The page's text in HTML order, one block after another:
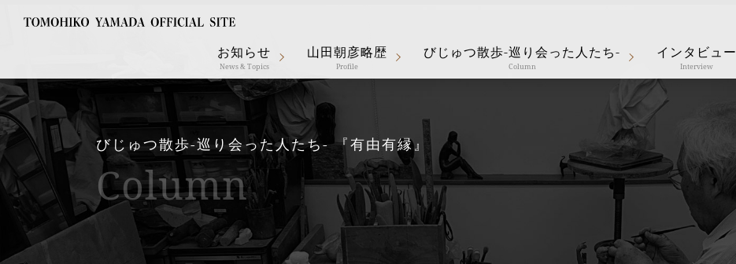
お知らせ
News & Topics
山田朝彦略歴
Profile
びじゅつ散歩-巡り会った人たち-
Column
インタビュー
Interview
びじゅつ散歩-巡り会った人たち- 『有由有縁』
Column